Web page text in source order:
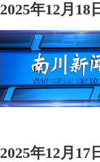
2025年12月18
2025年12月17